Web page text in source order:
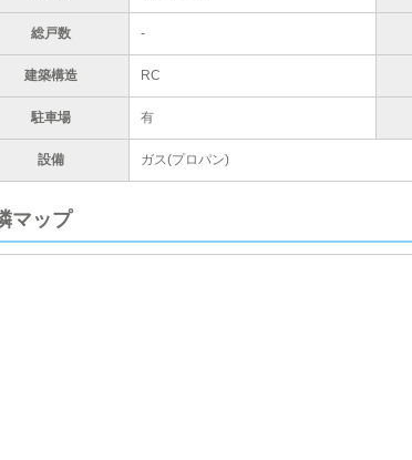
総戸数 -
建築構造 RC
駐車場 有
設備 ガス(プロパン)
マップ